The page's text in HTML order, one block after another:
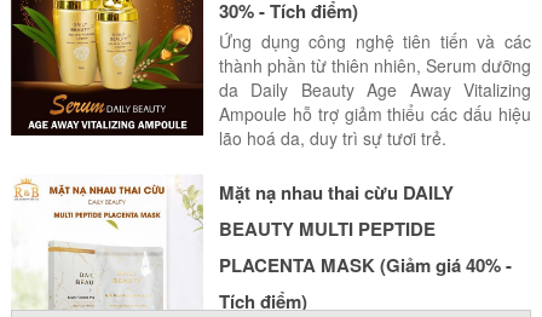
30% - Tích điểm)
Ứng dụng công nghệ tiên tiến và các
thành phần từ thiên nhiên, Serum dưỡng
da Daily Beauty Age Away Vitalizing
Ampoule hỗ trợ giảm thiểu các dấu hiệu
lão hoá da, duy trì sự tươi trẻ.
Mặt nạ nhau thai cừu DAILY
BEAUTY MULTI PEPTIDE
PLACENTA MASK (Giảm giá 40% -
Tích điểm)